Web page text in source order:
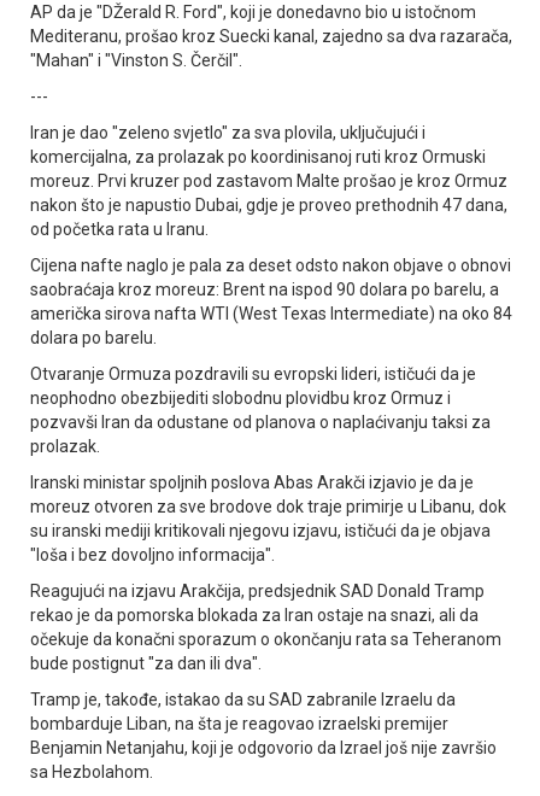
AP da je "DŽerald R. Ford", koji je donedavno bio u istočnom
Mediteranu, prošao kroz Suecki kanal, zajedno sa dva razarača,
"Mahan" i "Vinston S. Čerčil".
---
Iran je dao "zeleno svjetlo" za sva plovila, uključujući i
komercijalna, za prolazak po koordinisanoj ruti kroz Ormuski
moreuz. Prvi kruzer pod zastavom Malte prošao je kroz Ormuz
nakon što je napustio Dubai, gdje je proveo prethodnih 47 dana,
od početka rata u Iranu.
Cijena nafte naglo je pala za deset odsto nakon objave o obnovi
saobraćaja kroz moreuz: Brent na ispod 90 dolara po barelu, a
američka sirova nafta WTI (West Texas Intermediate) na oko 84
dolara po barelu.
Otvaranje Ormuza pozdravili su evropski lideri, ističući da je
neophodno obezbijediti slobodnu plovidbu kroz Ormuz i
pozvavši Iran da odustane od planova o naplaćivanju taksi za
prolazak.
Iranski ministar spoljnih poslova Abas Arakči izjavio je da je
moreuz otvoren za sve brodove dok traje primirje u Libanu, dok
su iranski mediji kritikovali njegovu izjavu, ističući da je objava
"loša i bez dovoljno informacija".
Reagujući na izjavu Arakčija, predsjednik SAD Donald Tramp
rekao je da pomorska blokada za Iran ostaje na snazi, ali da
očekuje da konačni sporazum o okončanju rata sa Teheranom
bude postignut "za dan ili dva".
Tramp je, takođe, istakao da su SAD zabranile Izraelu da
bombarduje Liban, na šta je reagovao izraelski premijer
Benjamin Netanjahu, koji je odgovorio da Izrael još nije završio
sa Hezbolahom.